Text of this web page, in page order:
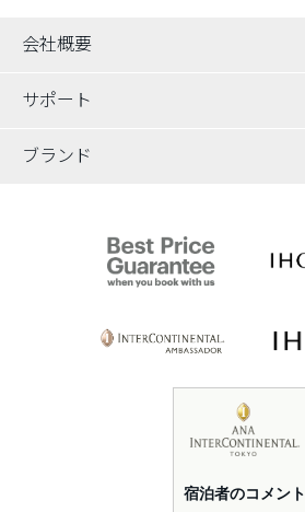
会社概要
サポート
ブランド
宿泊者のコメント